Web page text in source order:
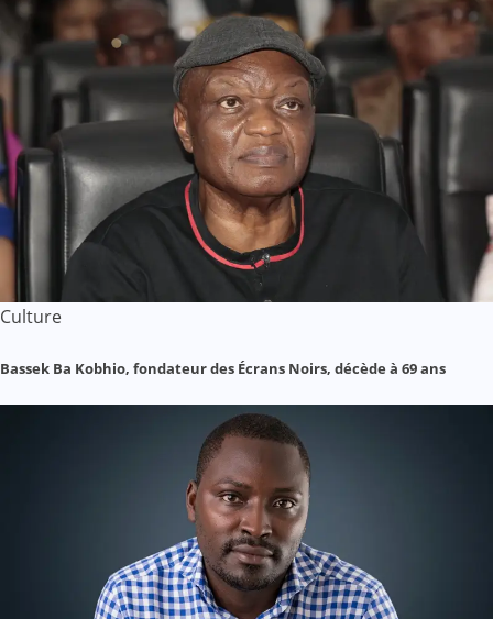
Culture
Bassek Ba Kobhio, fondateur des Écrans Noirs, décède à 69 ans